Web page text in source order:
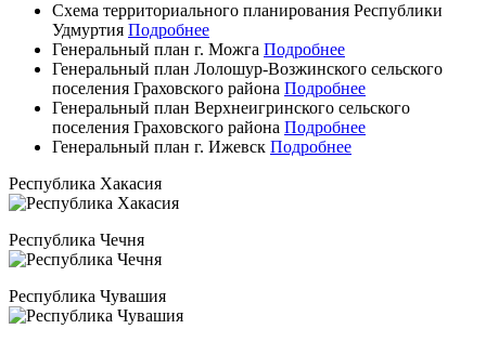
Схема территориального планирования Республики
Удмуртия Подробнее
Генеральный план г. Можга Подробнее
Генеральный план Лолошур-Возжинского сельского
поселения Граховского района Подробнее
Генеральный план Верхнеигринского сельского
поселения Граховского района Подробнее
Генеральный план г. Ижевск Подробнее
Республика Хакасия
Республика Чечня
Республика Чувашия